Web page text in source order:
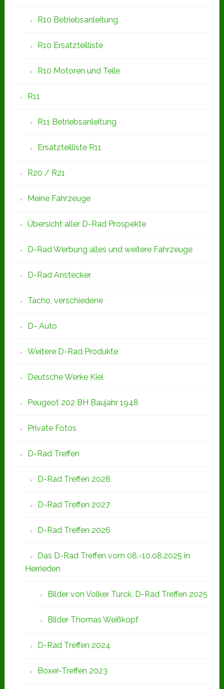
R10 Betriebsanleitung
R10 Ersatzteilliste
R10 Motoren und Teile
R11
R11 Betriebsanleitung
Ersatzteilliste R11
R20 / R21
Meine Fahrzeuge
Übersicht aller D-Rad Prospekte
D-Rad Werbung alles und weitere Fahrzeuge
D-Rad Anstecker
Tacho, verschiedene
D- Auto
Weitere D-Rad Produkte
Deutsche Werke Kiel
Peugeot 202 BH Baujahr 1948
Private Fotos
D-Rad Treffen
D-Rad Treffen 2028
D-Rad Treffen 2027
D-Rad Treffen 2026
Das D-Rad Treffen vom 08.-10.08.2025 in
Herrieden
Bilder von Volker Turck, D-Rad Treffen 2025
Bilder Thomas Weißkopf
D-Rad Treffen 2024
Boxer-Treffen 2023